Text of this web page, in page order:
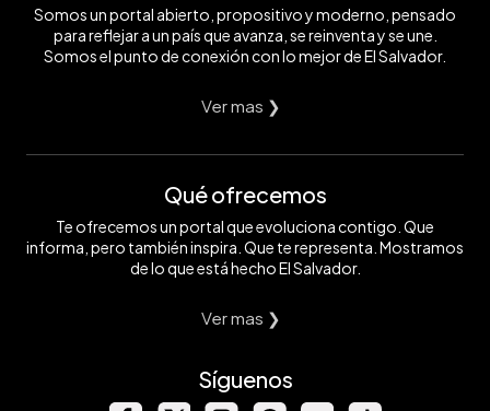
Somos un portal abierto, propositivo y moderno, pensado
para reflejar a un país que avanza, se reinventa y se une.
Somos el punto de conexión con lo mejor de El Salvador.
Ver mas ❯
Qué ofrecemos
Te ofrecemos un portal que evoluciona contigo. Que
informa, pero también inspira. Que te representa. Mostramos
de lo que está hecho El Salvador.
Ver mas ❯
Síguenos